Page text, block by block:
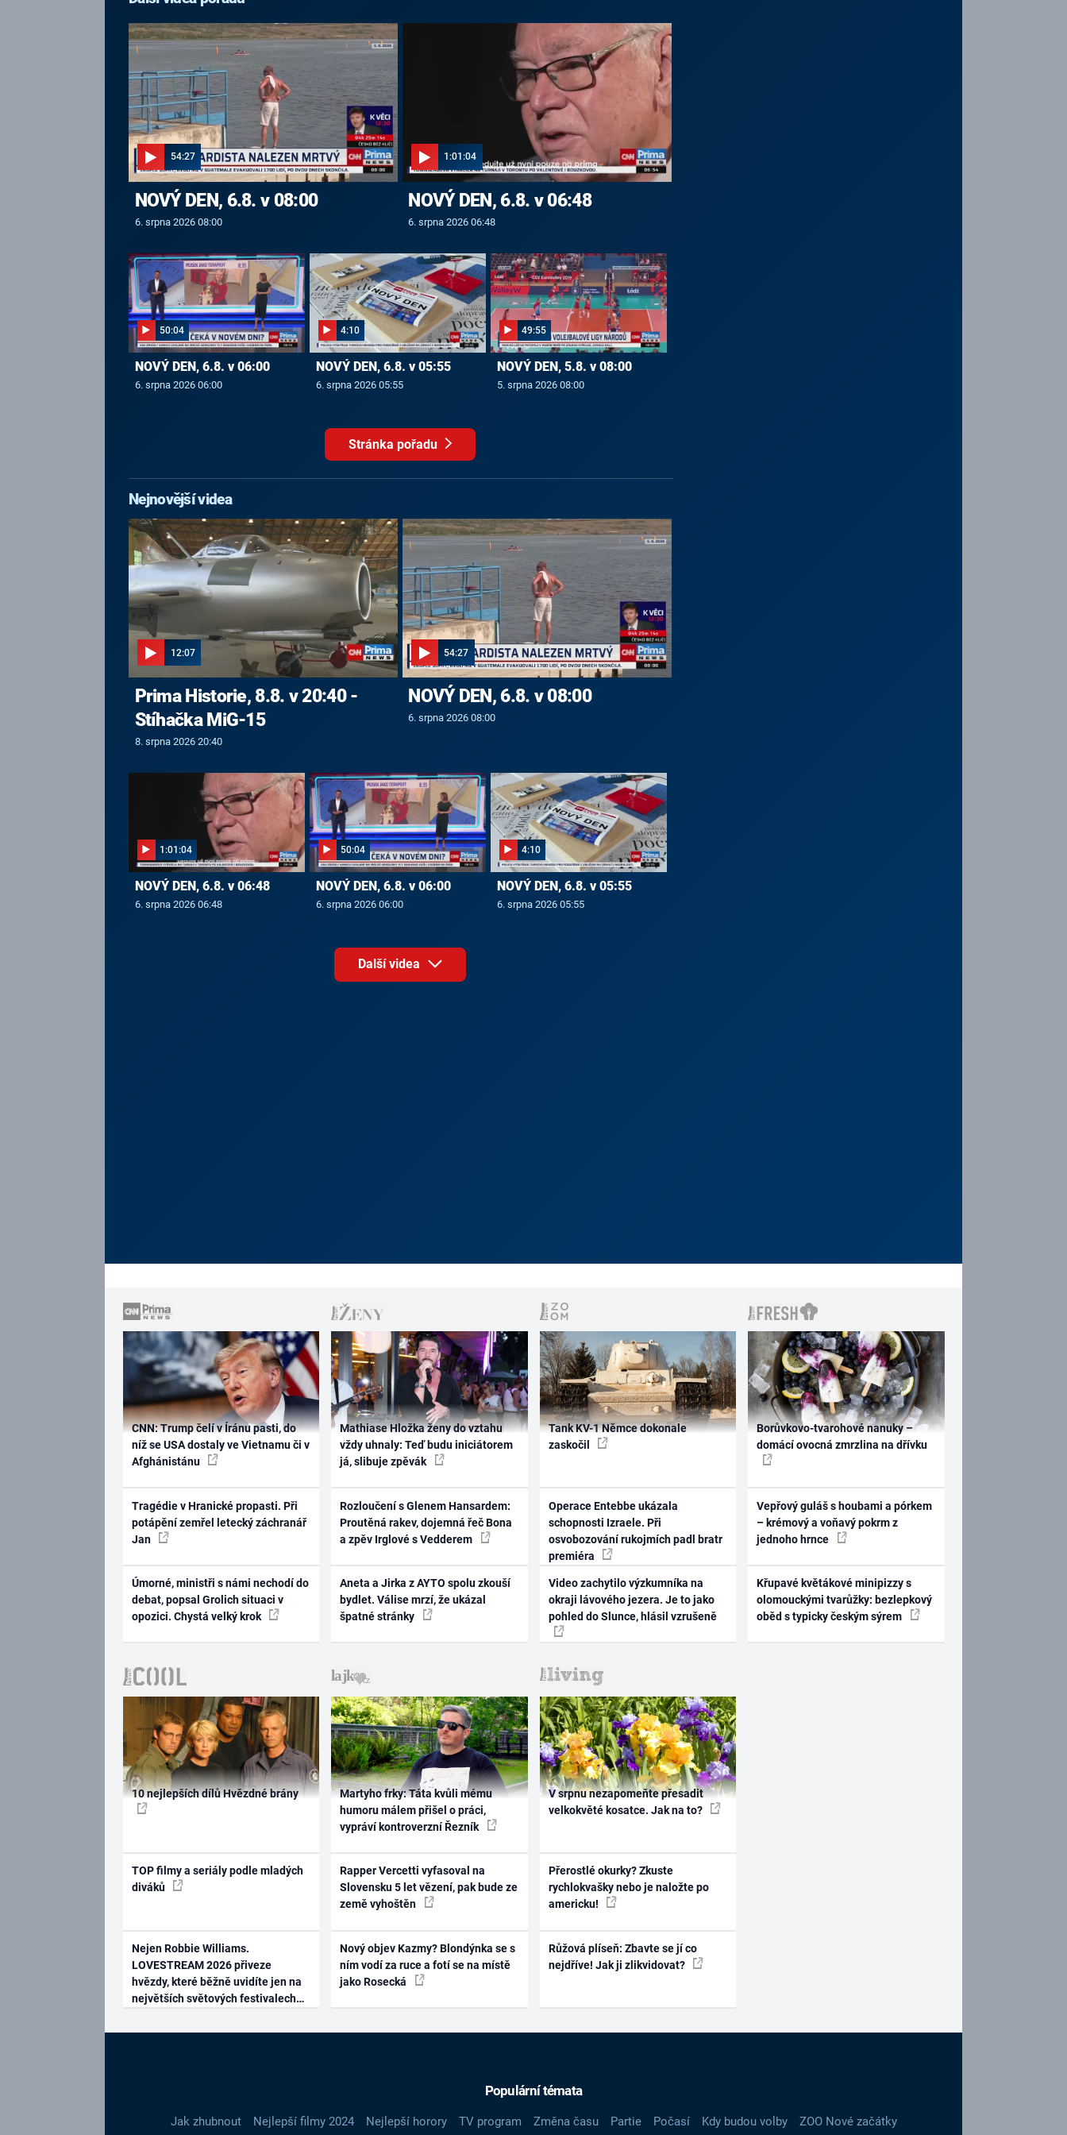
54:27
NOVÝ DEN, 6.8. v 08:00
6. srpna 2026 08:00
1:01:04
NOVÝ DEN, 6.8. v 06:48
6. srpna 2026 06:48
50:04
NOVÝ DEN, 6.8. v 06:00
6. srpna 2026 06:00
4:10
NOVÝ DEN, 6.8. v 05:55
6. srpna 2026 05:55
49:55
NOVÝ DEN, 5.8. v 08:00
5. srpna 2026 08:00
Stránka pořadu
Nejnovější videa
12:07
Prima Historie, 8.8. v 20:40 -
Stíhačka MiG-15
8. srpna 2026 20:40
54:27
NOVÝ DEN, 6.8. v 08:00
6. srpna 2026 08:00
1:01:04
NOVÝ DEN, 6.8. v 06:48
6. srpna 2026 06:48
50:04
NOVÝ DEN, 6.8. v 06:00
6. srpna 2026 06:00
4:10
NOVÝ DEN, 6.8. v 05:55
6. srpna 2026 05:55
Další videa
CNN: Trump čelí v Íránu pasti, do
níž se USA dostaly ve Vietnamu či v
Afghánistánu
Tragédie v Hranické propasti. Při
potápění zemřel letecký záchranář
Jan
Úmorné, ministři s námi nechodí do
debat, popsal Grolich situaci v
opozici. Chystá velký krok
Mathiase Hložka ženy do vztahu
vždy uhnaly: Teď budu iniciátorem
já, slibuje zpěvák
Rozloučení s Glenem Hansardem:
Proutěná rakev, dojemná řeč Bona
a zpěv Irglové s Vedderem
Aneta a Jirka z AYTO spolu zkouší
bydlet. Válise mrzí, že ukázal
špatné stránky
Tank KV-1 Němce dokonale
zaskočil
Operace Entebbe ukázala
schopnosti Izraele. Při
osvobozování rukojmích padl bratr
premiéra
Video zachytilo výzkumníka na
okraji lávového jezera. Je to jako
pohled do Slunce, hlásil vzrušeně
Borůvkovo-tvarohové nanuky –
domácí ovocná zmrzlina na dřívku
Vepřový guláš s houbami a pórkem
– krémový a voňavý pokrm z
jednoho hrnce
Křupavé květákové minipizzy s
olomouckými tvarůžky: bezlepkový
oběd s typicky českým sýrem
10 nejlepších dílů Hvězdné brány
TOP filmy a seriály podle mladých
diváků
Nejen Robbie Williams.
LOVESTREAM 2026 přiveze
hvězdy, které běžně uvidíte jen na
největších světových festivalech
Martyho frky: Táta kvůli mému
humoru málem přišel o práci,
vypráví kontroverzní Řezník
Rapper Vercetti vyfasoval na
Slovensku 5 let vězení, pak bude ze
země vyhoštěn
Nový objev Kazmy? Blondýnka se s
ním vodí za ruce a fotí se na místě
jako Rosecká
V srpnu nezapomeňte přesadit
velkokvěté kosatce. Jak na to?
Přerostlé okurky? Zkuste
rychlokvašky nebo je naložte po
americku!
Růžová plíseň: Zbavte se jí co
nejdříve! Jak ji zlikvidovat?
Populární témata
Jak zhubnout Nejlepší filmy 2024 Nejlepší horory TV program Změna času Partie Počasí Kdy budou volby ZOO Nové začátky